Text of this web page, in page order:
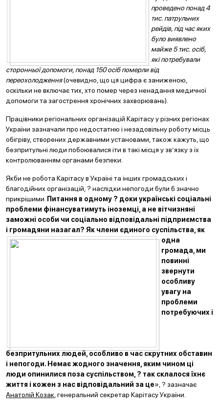
проведенопонад 4
тис. патрульних
рейдів, під час яких
було виявлено
майже 5 тис. осіб,
які потребували
сторонньої допомоги, понад 150 осіб померли від
переохолодження(очевидно, що ця цифра є заниженою,
оскільки не включає тих, хто помер через ненадання медичної
допомоги та загострення хронічних захворювань).
Працівники регіональних організацій Карітасу у різних регіонах
України зазначали про недостатню і незадовільну роботу місць
обігріву, створених державними установами, також кажуть, що
безпритульні люди побоювалися іти в такі місця у зв’язку з їх
контролюванням органами безпеки.
Якби не робота Карітасу в Україні та інших громадських і
благодійних організацій, ? наслідки непогоди були б значно
прикрішими. Питання в одному ? доки українські соціальні
проблеми фінансуватимуть іноземці, а не вітчизняні
заможні особи чи соціально відповідальні підприємства
і громадяни назагал? Як члени єдиного суспільства, як
одна
громада, ми
повинні
звернути
особливу
увагу на
проблеми
потребуючих і
безпритульних людей, особливо в час скрутних обставин
і непогоди. Немає жодного значення, яким чином ці
люди опинилися поза суспільством, ? так склалося їхнє
життя і кожен з нас відповідальний за це», ? зазначає
Анатолій Козак , генеральний секретар Карітасу України.